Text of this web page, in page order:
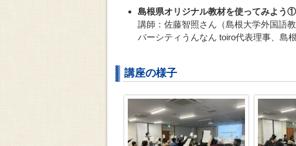
島根県オリジナル教材を使ってみよ
講師：佐藤智照さん（島根大学外国語
バーシティうんなん toiro代表理事、島
講座の様子